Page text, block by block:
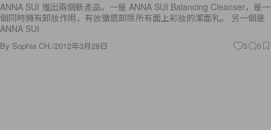
ANNA SUI 推出兩個新產品。一是 ANNA SUI Balancing Cleanser，是一
個同時擁有卸妝作用，有效徹底卸除所有面上彩妝的潔面乳。 另一個是
ANNA SUI
By Sophia CH./2012年3月28日 3 0